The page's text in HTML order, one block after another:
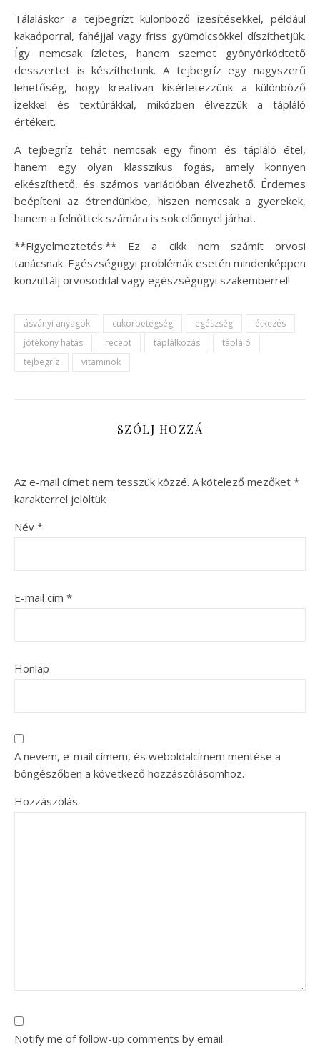
Tálaláskor a tejbegrízt különböző ízesítésekkel, például
kakaóporral, fahéjjal vagy friss gyümölcsökkel díszíthetjük.
Így nemcsak ízletes, hanem szemet gyönyörködtető
desszertet is készíthetünk. A tejbegríz egy nagyszerű
lehetőség, hogy kreatívan kísérletezzünk a különböző
ízekkel és textúrákkal, miközben élvezzük a tápláló
értékeit.
A tejbegríz tehát nemcsak egy finom és tápláló étel,
hanem egy olyan klasszikus fogás, amely könnyen
elkészíthető, és számos variációban élvezhető. Érdemes
beépíteni az étrendünkbe, hiszen nemcsak a gyerekek,
hanem a felnőttek számára is sok előnnyel járhat.
**Figyelmeztetés:** Ez a cikk nem számít orvosi
tanácsnak. Egészségügyi problémák esetén mindenképpen
konzultálj orvosoddal vagy egészségügyi szakemberrel!
ásványi anyagok cukorbetegség egészség
étkezés
jótékony hatás
recept táplálkozás
tápláló
tejbegríz
vitaminok
SZÓLJ HOZZÁ
Az e-mail címet nem tesszük közzé. A kötelező mezőket *
karakterrel jelöltük
Név *
E-mail cím *
Honlap
A nevem, e-mail címem, és weboldalcímem mentése a
böngészőben a következő hozzászólásomhoz.
Hozzászólás
Notify me of follow-up comments by email.